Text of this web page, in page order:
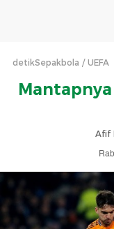
detikSepakbola UEFA
Afif